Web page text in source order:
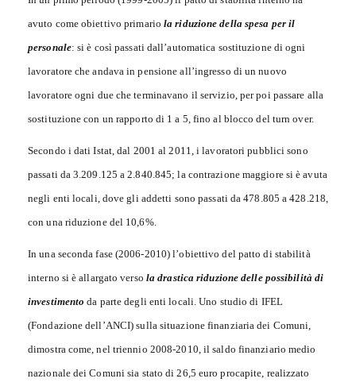
avuto come obiettivo primariola riduzione della spesa per il
personale: si è così passati dall’automatica sostituzione di ogni
lavoratore che andava in pensione all’ingresso di un nuovo
lavoratore ogni due che terminavano il servizio, per poi passare alla
sostituzione con un rapporto di 1 a 5, fino al blocco del turn over.
Secondo i dati Istat, dal 2001 al 2011, i lavoratori pubblici sono
passati da 3.209.125 a 2.840.845; la contrazione maggiore si è avuta
negli enti locali, dove gli addetti sono passati da 478.805 a 428.218,
con una riduzione del 10,6%.
In una seconda fase (2006-2010) l’obiettivo del patto di stabilità
interno si è allargato verso la drastica riduzione delle possibilità di
investimento da parte degli enti locali. Uno studio di IFEL
(Fondazione dell’ANCI) sulla situazione finanziaria dei Comuni,
dimostra come, nel triennio 2008-2010, il saldo finanziario medio
nazionale dei Comuni sia stato di 26,5 euro procapite, realizzato